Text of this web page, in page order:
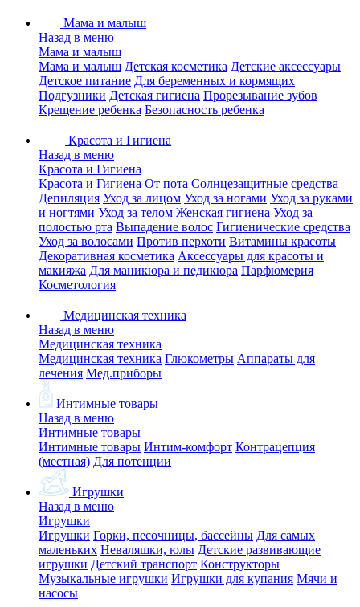
Мама и малыш
Назад в меню
Мама и малыш
Мама и малыш Детская косметика Детские аксессуары
Детское питание Для беременных и кормящих
Подгузники Детская гигиена Прорезывание зубов
Крещение ребенка Безопасность ребенка
Красота и Гигиена
Назад в меню
Красота и Гигиена
Красота и Гигиена От пота Солнцезащитные средства
Депиляция Уход за лицом Уход за ногами Уход за руками
и ногтями Уход за телом Женская гигиена Уход за
полостью рта Выпадение волос Гигиенические средства
Уход за волосами Против перхоти Витамины красоты
Декоративная косметика Аксессуары для красоты и
макияжа Для маникюра и педикюра Парфюмерия
Косметология
Медицинская техника
Назад в меню
Медицинская техника
Медицинская техника Глюкометры Аппараты для
лечения Мед.приборы
Интимные товары
Назад в меню
Интимные товары
Интимные товары Интим-комфорт Контрацепция
(местная) Для потенции
Игрушки
Назад в меню
Игрушки
Игрушки Горки, песочницы, бассейны Для самых
маленьких Неваляшки, юлы Детские развивающие
игрушки Детский транспорт Конструкторы
Музыкальные игрушки Игрушки для купания Мячи и
насосы